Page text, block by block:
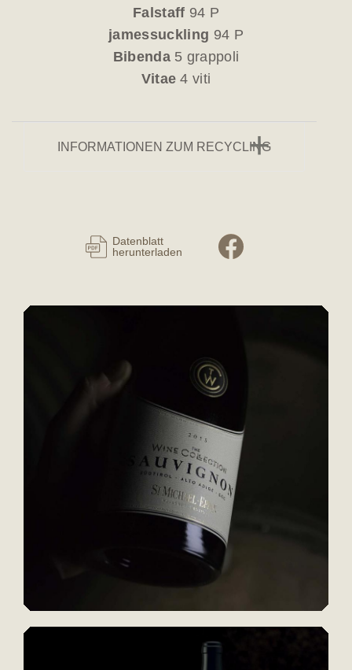
Falstaff 94 P
jamessuckling 94 P
Bibenda5 grappoli
Vitae 4 viti
INFORMATIONEN ZUM RECYCLING
Datenblatt
herunterladen